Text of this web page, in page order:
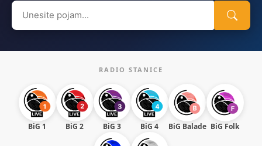
Search
for:
RADIO STANICE
BiG 1 BiG 2 BiG 3 BiG 4 BiG Balade BiG Folk